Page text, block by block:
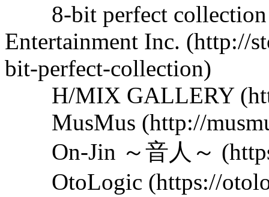
8-bit perfect collection
Entertainment Inc. (http://
bit-perfect-collection)
H/MIX GALLERY
MusMus (http://
On-Jin ～音人～
OtoLogic (https://